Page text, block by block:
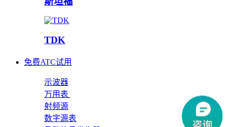
TDK
免费ATC试用
示波器
万用表
射频源
数字源表